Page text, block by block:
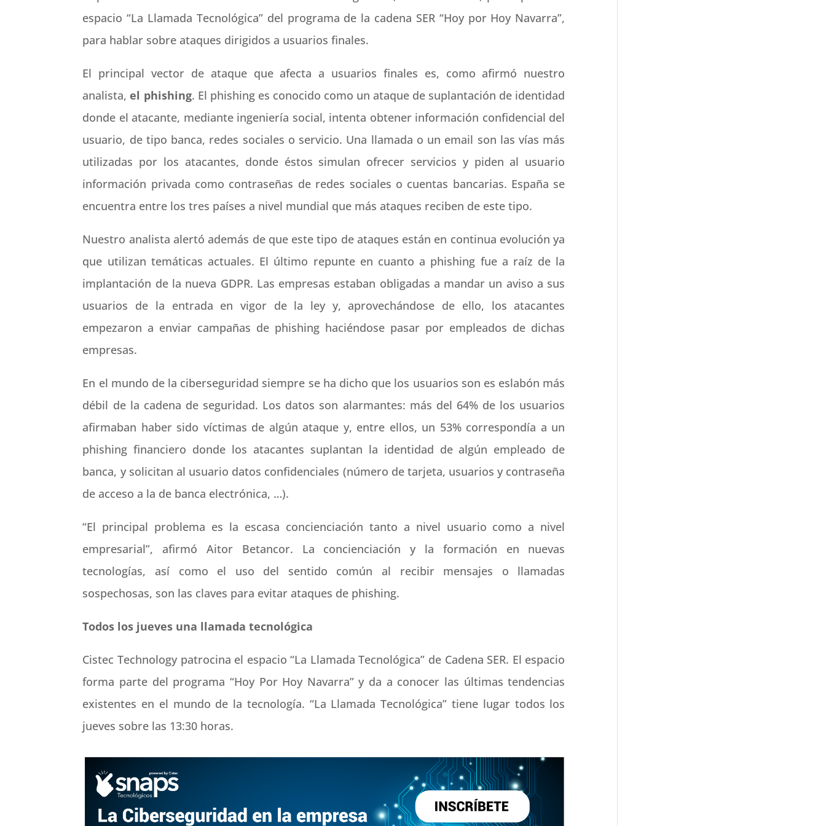
espacio “La Llamada Tecnológica” del programa de la cadena SER “Hoy por Hoy Navarra”,
para hablar sobre ataques dirigidos a usuarios finales.
El principal vector de ataque que afecta a usuarios finales es, como afirmó nuestro
analista, el phishing. El phishing es conocido como un ataque de suplantación de identidad
donde el atacante, mediante ingeniería social, intenta obtener información confidencial del
usuario, de tipo banca, redes sociales o servicio. Una llamada o un email son las vías más
utilizadas por los atacantes, donde éstos simulan ofrecer servicios y piden al usuario
información privada como contraseñas de redes sociales o cuentas bancarias. España se
encuentra entre los tres países a nivel mundial que más ataques reciben de este tipo.
Nuestro analista alertó además de que este tipo de ataques están en continua evolución ya
que utilizan temáticas actuales. El último repunte en cuanto a phishing fue a raíz de la
implantación de la nueva GDPR. Las empresas estaban obligadas a mandar un aviso a sus
usuarios de la entrada en vigor de la ley y, aprovechándose de ello, los atacantes
empezaron a enviar campañas de phishing haciéndose pasar por empleados de dichas
empresas.
En el mundo de la ciberseguridad siempre se ha dicho que los usuarios son es eslabón más
débil de la cadena de seguridad. Los datos son alarmantes: más del 64% de los usuarios
afirmaban haber sido víctimas de algún ataque y, entre ellos, un 53% correspondía a un
phishing financiero donde los atacantes suplantan la identidad de algún empleado de
banca, y solicitan al usuario datos confidenciales (número de tarjeta, usuarios y contraseña
de acceso a la de banca electrónica, …).
“El principal problema es la escasa concienciación tanto a nivel usuario como a nivel
empresarial”, afirmó Aitor Betancor. La concienciación y la formación en nuevas
tecnologías, así como el uso del sentido común al recibir mensajes o llamadas
sospechosas, son las claves para evitar ataques de phishing.
Todos los jueves una llamada tecnológica
Cistec Technology patrocina el espacio “La Llamada Tecnológica” de Cadena SER. El espacio
forma parte del programa “Hoy Por Hoy Navarra” y da a conocer las últimas tendencias
existentes en el mundo de la tecnología. “La Llamada Tecnológica” tiene lugar todos los
jueves sobre las 13:30 horas.